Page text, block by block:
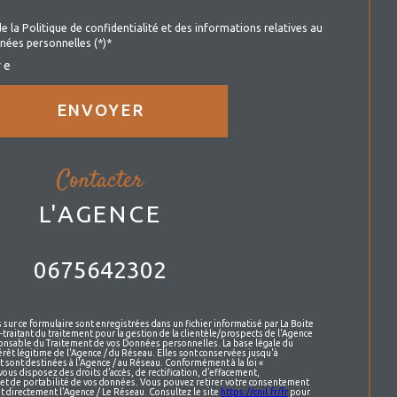
la Politique de confidentialité et des informations relatives au
personnelles (*)*
ENVOYER
contacter
L'AGENCE
0675642302
ce formulaire sont enregistrées dans un fichier informatisé par La Boite
traitant du traitement pour la gestion de la clientèle/prospects de l'Agence
du Traitement de vos Données personnelles. La base légale du
légitime de l'Agence / du Réseau. Elles sont conservées jusqu'à
destinées à l'Agence / au Réseau. Conformément à la loi «
disposez des droits d’accès, de rectification, d’effacement,
de portabilité de vos données. Vous pouvez retirer votre consentement
directement l’Agence / Le Réseau. Consultez le site https://cnil.fr/frpour